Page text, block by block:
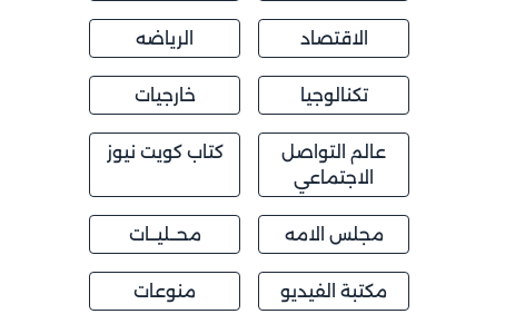
الاقتصاد الرياضه
تكنالوجيا خارجيات
عالم التواصل
الاجتماعي
كتاب كويت نيوز
مجلس الامه محــليــات
مكتبة الفيديو منوعات